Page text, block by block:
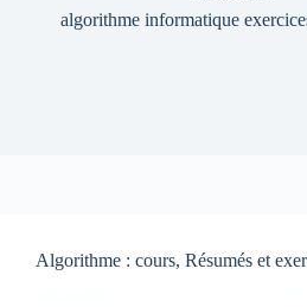
algorithme informatique
Algorithme : cours, Résumés et